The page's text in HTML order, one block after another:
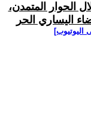
الحوار المتمدن،
اليساري الحر
اليوتيوب]